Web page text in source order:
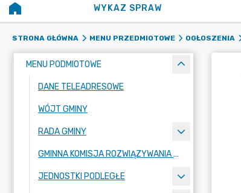
WYKAZ SPRAW
STRONA GŁÓWNA MENU PRZEDMIOTOWE OGŁOSZENIA
MENU PODMIOTOWE
DANE TELEADRESOWE
WÓJT GMINY
RADA GMINY
GMINNA KOMISJA ROZWIĄZYWANIA PROBLEMÓW ALKOHOLOWYCH
JEDNOSTKI PODLEGŁE